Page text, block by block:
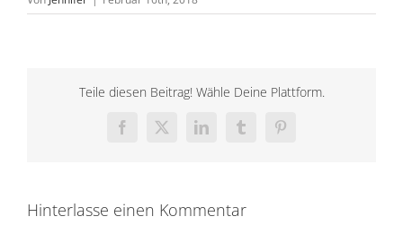
Teile diesen Beitrag! Wähle Deine Plattform.
Facebook
X LinkedInTumblrPinterest
Hinterlasse einen Kommentar